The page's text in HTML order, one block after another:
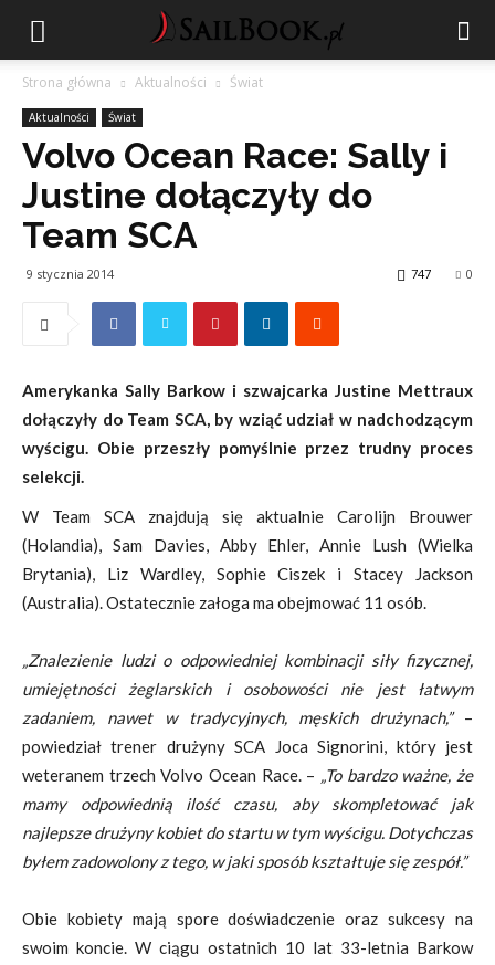
Strona główna Aktualności Świat
Aktualności Świat
Volvo Ocean Race: Sally i
Justine dołączyły do
Team SCA
9 stycznia 2014 0
747
Amerykanka Sally Barkow i szwajcarka Justine Mettraux
dołączyły do Team SCA, by wziąć udział w nadchodzącym
wyścigu. Obie przeszły pomyślnie przez trudny proces
selekcji.
W Team SCA znajdują się aktualnie Carolijn Brouwer
(Holandia), Sam Davies, Abby Ehler, Annie Lush (Wielka
Brytania), Liz Wardley, Sophie Ciszek i Stacey Jackson
(Australia). Ostatecznie załoga ma obejmować 11 osób.
„Znalezienie ludzi o odpowiedniej kombinacji siły fizycznej,
umiejętności żeglarskich i osobowości nie jest łatwym
zadaniem, nawet w tradycyjnych, męskich drużynach,”–
powiedział trener drużyny SCA Joca Signorini, który jest
weteranem trzech Volvo Ocean Race. – „To bardzo ważne, że
mamy odpowiednią ilość czasu, aby skompletować jak
najlepsze drużyny kobiet do startu w tym wyścigu. Dotychczas
byłem zadowolony z tego, w jaki sposób kształtuje się zespół.”
Obie kobiety mają spore doświadczenie oraz sukcesy na
swoim koncie. W ciągu ostatnich 10 lat 33-letnia Barkow